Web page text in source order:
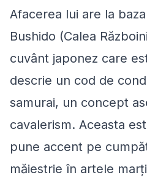
Afacerea lui are la
Bushido (Calea
cuvânt japonez care
descrie un cod de
samurai, un concept
cavalerism. Aceasta
pune accent pe
măiestrie în artele